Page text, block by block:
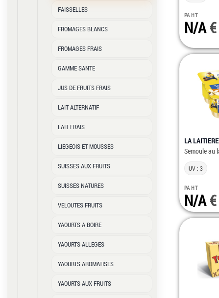
FAISSELLES
FROMAGES BLANCS
FROMAGES FRAIS
GAMME SANTE
JUS DE FRUITS FRAIS
LAIT ALTERNATIF
LAIT FRAIS
LIEGEOIS ET MOUSSES
SUISSES AUX FRUITS
SUISSES NATURES
VELOUTES FRUITS
YAOURTS A BOIRE
YAOURTS ALLEGES
YAOURTS AROMATISES
YAOURTS AUX FRUITS
PA HT
N/A
LA LAITIERE
Semoule au
UV : 3
PA HT
N/A